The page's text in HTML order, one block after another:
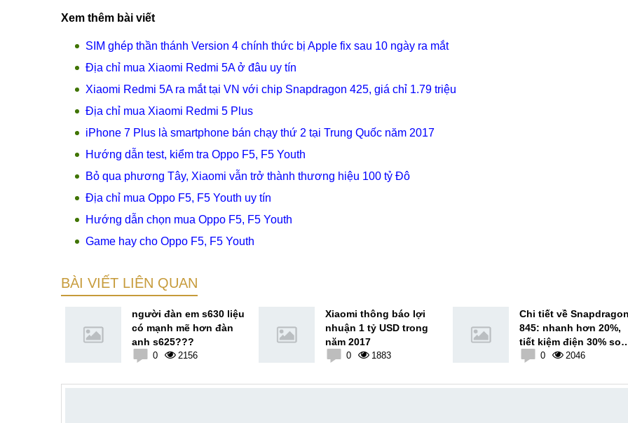
Xem thêm bài viết
SIM ghép thần thánh Version 4 chính thức bị Apple fix sau 10 ngày ra mắt
Địa chỉ mua Xiaomi Redmi 5A ở đâu uy tín
Xiaomi Redmi 5A ra mắt tại VN với chip Snapdragon 425, giá chỉ 1.79 triệu
Địa chỉ mua Xiaomi Redmi 5 Plus
iPhone 7 Plus là smartphone bán chạy thứ 2 tại Trung Quốc năm 2017
Hướng dẫn test, kiểm tra Oppo F5, F5 Youth
Bỏ qua phương Tây, Xiaomi vẫn trở thành thương hiệu 100 tỷ Đô
Địa chỉ mua Oppo F5, F5 Youth uy tín
Hướng dẫn chọn mua Oppo F5, F5 Youth
Game hay cho Oppo F5, F5 Youth
BÀI VIẾT LIÊN QUAN
người đàn em s630 liệu
có mạnh mẽ hơn đàn
anh s625???
0 2156
Xiaomi thông báo lợi
nhuận 1 tỷ USD trong
năm 2017
0 1883
Chi tiết về Snapdragon
845: nhanh hơn 20%,
tiết kiệm điện 30% so
với Snapdragon 835
0 2046